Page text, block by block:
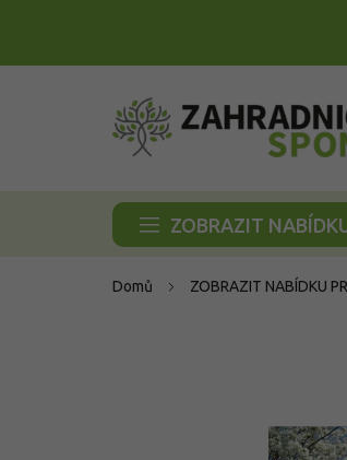
ZOBRAZIT
Domů ZOBRAZIT NABÍDKU